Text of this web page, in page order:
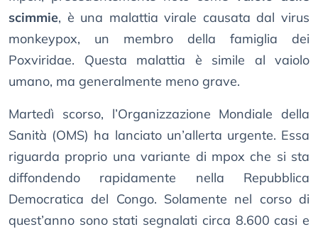
scimmie, è una malattia virale causata dal virus
monkeypox, un membro della famiglia dei
Poxviridae. Questa malattia è simile al vaiolo
umano, ma generalmente meno grave.
Martedì scorso, l’Organizzazione Mondiale della
Sanità (OMS) ha lanciato un’allerta urgente. Essa
riguarda proprio una variante di mpox che si sta
diffondendo rapidamente nella Repubblica
Democratica del Congo. Solamente nel corso di
quest’anno sono stati segnalati circa 8.600 casi e